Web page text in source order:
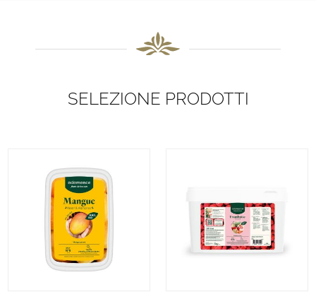
SELEZIONE PRODOTTI